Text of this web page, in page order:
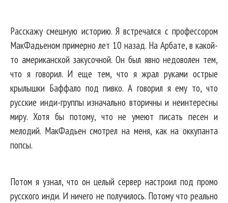
Расскажу смешную историю. Я встречался с профессором
МакФадьеном примерно лет 10 назад. На Арбате, в какой-
то американской закусочной. Он был явно недоволен тем,
что я говорил. И еще тем, что я жрал руками острые
крылышки Баффало под пивко. А говорил я ему то, что
русские инди-группы изначально вторичны и неинтересны
миру. Хотя бы потому, что не умеют писать песен и
мелодий. МакФадьен смотрел на меня, как на оккупанта
попсы.
Потом я узнал, что он целый сервер настроил под промо
русского инди. И ничего не получилось. Потому что реально